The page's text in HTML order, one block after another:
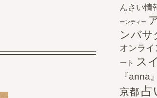
んさい情
ーンティー
ンバサ
オンライ
ート
ス
『anna』
京都 占